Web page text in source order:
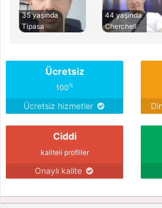
35 yaşında
Tipasa
44 yaşında
Cherchell
Ücretsiz
100%
Ücretsiz hizmetler
Ciddi
kaliteli profiller
Onaylı kalite